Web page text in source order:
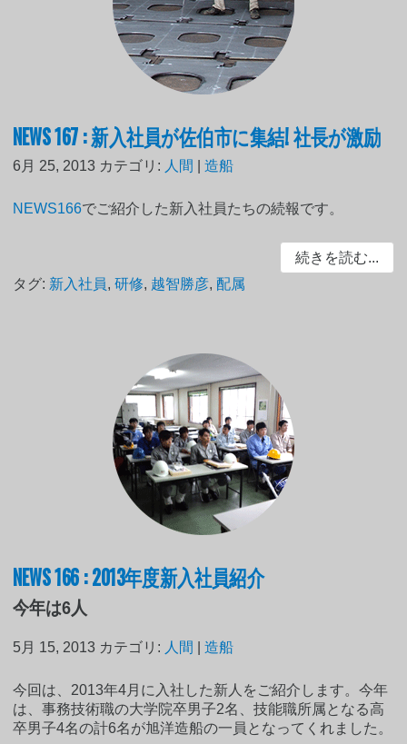
NEWS 167 : 新入社員が佐伯市に集結! 社長が激励
6月 25, 2013 カテゴリ: 人間 |造船
NEWS166でご紹介した新入社員たちの続報です。
続きを読む...
タグ: 新入社員,研修, 越智勝彦, 配属
NEWS 166 : 2013年度新入社員紹介
今年は6人
5月 15, 2013 カテゴリ: 人間 |造船
今回は、2013年4月に入社した新人をご紹介します。今年
は、事務技術職の大学院卒男子2名、技能職所属となる高
卒男子4名の計6名が旭洋造船の一員となってくれました。